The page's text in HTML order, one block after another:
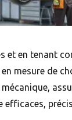
et en tenant
mesure de
efficaces,